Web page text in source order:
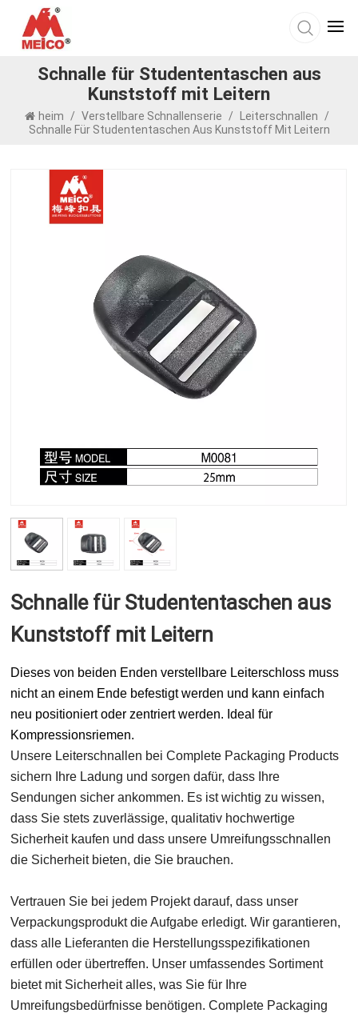
Schnalle für Studententaschen aus
Kunststoff mit Leitern
heim / Verstellbare Schnallenserie / Leiterschnallen
/
Schnalle Für Studententaschen Aus Kunststoff Mit Leitern
Schnalle für Studententaschen aus
Kunststoff mit Leitern
Dieses von beiden Enden verstellbare Leiterschloss muss
nicht an einem Ende befestigt werden und kann einfach
neu positioniert oder zentriert werden. Ideal für
Kompressionsriemen.
Unsere Leiterschnallen bei Complete Packaging Products
sichern Ihre Ladung und sorgen dafür, dass Ihre
Sendungen sicher ankommen. Es ist wichtig zu wissen,
dass Sie stets zuverlässige, qualitativ hochwertige
Sicherheit kaufen und dass unsere Umreifungsschnallen
die Sicherheit bieten, die Sie brauchen.
Vertrauen Sie bei jedem Projekt darauf, dass unser
Verpackungsprodukt die Aufgabe erledigt. Wir garantieren,
dass alle Lieferanten die Herstellungsspezifikationen
erfüllen oder übertreffen. Unser umfassendes Sortiment
bietet mit Sicherheit alles, was Sie für Ihre
Umreifungsbedürfnisse benötigen. Complete Packaging